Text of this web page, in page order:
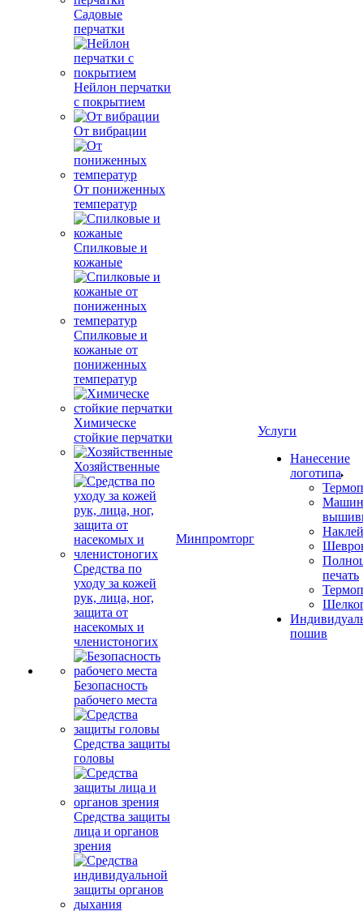
Садовые
перчатки
Нейлон перчатки
с покрытием
От вибрации
От пониженных
температур
Спилковые и
кожаные
Спилковые и
кожаные от
пониженных
температур
Химическе
стойкие перчатки
Хозяйственные
Средства по
уходу за кожей
рук, лица, ног,
защита от
насекомых и
членистоногих
Безопасность
рабочего места
Средства защиты
головы
Средства защиты
лица и органов
зрения
Минпромторг
Услуги
Нанесение
логотипа
печать
пошив